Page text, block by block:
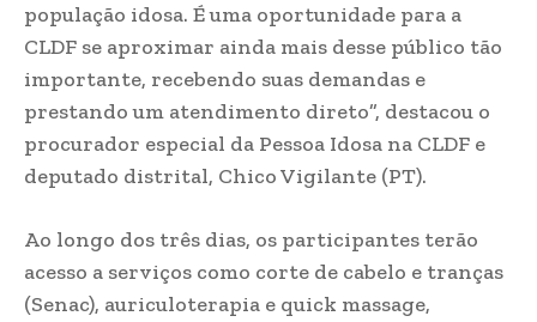
população idosa. É uma oportunidade para a
CLDF se aproximar ainda mais desse público tão
importante, recebendo suas demandas e
prestando um atendimento direto”, destacou o
procurador especial da Pessoa Idosa na CLDF e
deputado distrital, Chico Vigilante (PT).
Ao longo dos três dias, os participantes terão
acesso a serviços como corte de cabelo e tranças
(Senac), auriculoterapia e quick massage,